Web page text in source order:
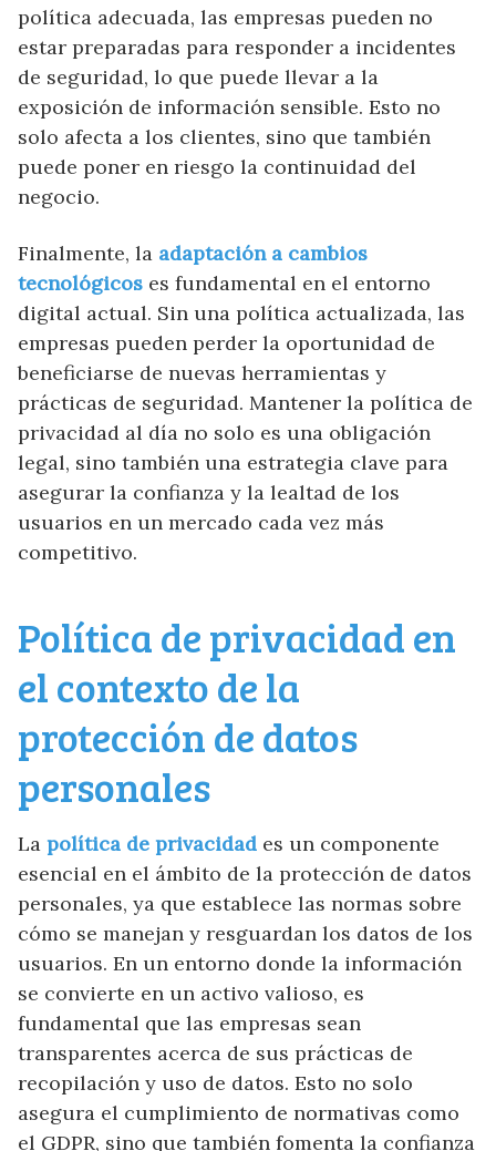
política adecuada, las empresas pueden no
estar preparadas para responder a incidentes
de seguridad, lo que puede llevar a la
exposición de información sensible. Esto no
solo afecta a los clientes, sino que también
puede poner en riesgo la continuidad del
negocio.
Finalmente, la adaptación a cambios
tecnológicos es fundamental en el entorno
digital actual. Sin una política actualizada, las
empresas pueden perder la oportunidad de
beneficiarse de nuevas herramientas y
prácticas de seguridad. Mantener la política de
privacidad al día no solo es una obligación
legal, sino también una estrategia clave para
asegurar la confianza y la lealtad de los
usuarios en un mercado cada vez más
competitivo.
Política de privacidad en
el contexto de la
protección de datos
personales
La política de privacidad es un componente
esencial en el ámbito de la protección de datos
personales, ya que establece las normas sobre
cómo se manejan y resguardan los datos de los
usuarios. En un entorno donde la información
se convierte en un activo valioso, es
fundamental que las empresas sean
transparentes acerca de sus prácticas de
recopilación y uso de datos. Esto no solo
asegura el cumplimiento de normativas como
el GDPR, sino que también fomenta la confianza